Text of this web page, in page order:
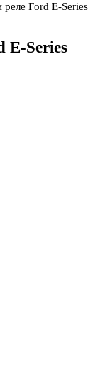
Ford E-Series
E-Series